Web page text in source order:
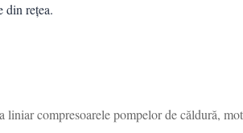
din rețea.
compresoarele pompelor de căldură,